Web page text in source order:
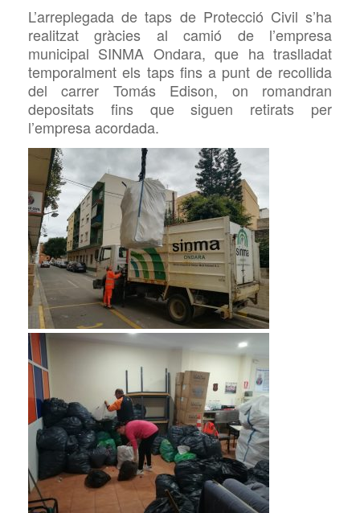
L’arreplegada de taps de Protecció Civil s’ha
realitzat gràcies al camió de l’empresa
municipal SINMA Ondara, que ha traslladat
temporalment els taps fins a punt de recollida
del carrer Tomás Edison, on romandran
depositats fins que siguen retirats per
l’empresa acordada.